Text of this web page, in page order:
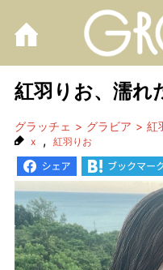
紅羽りお、濡れ
グラッチェ グラビア 紅
x , 紅羽りお